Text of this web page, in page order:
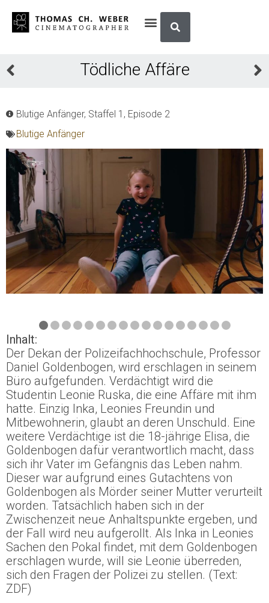
Tödliche Affäre
Blutige Anfänger, Staffel 1, Episode 2
Blutige Anfänger
❮ ❯
Inhalt:
Der Dekan der Polizeifachhochschule, Professor
Daniel Goldenbogen, wird erschlagen in seinem
Büro aufgefunden. Verdächtigt wird die
Studentin Leonie Ruska, die eine Affäre mit ihm
hatte. Einzig Inka, Leonies Freundin und
Mitbewohnerin, glaubt an deren Unschuld. Eine
weitere Verdächtige ist die 18-jährige Elisa, die
Goldenbogen dafür verantwortlich macht, dass
sich ihr Vater im Gefängnis das Leben nahm.
Dieser war aufgrund eines Gutachtens von
Goldenbogen als Mörder seiner Mutter verurteilt
worden. Tatsächlich haben sich in der
Zwischenzeit neue Anhaltspunkte ergeben, und
der Fall wird neu aufgerollt. Als Inka in Leonies
Sachen den Pokal findet, mit dem Goldenbogen
erschlagen wurde, will sie Leonie überreden,
sich den Fragen der Polizei zu stellen. (Text:
ZDF)